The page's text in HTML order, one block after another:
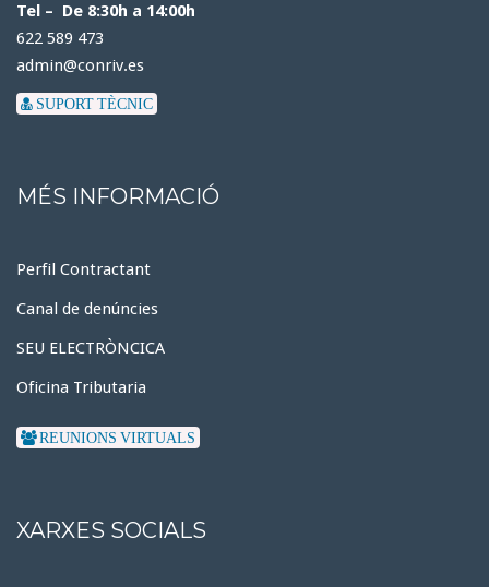
Tel – De 8:30h a 14:00h
622 589 473
admin@conriv.es
SUPORT TÈCNIC
MÉS INFORMACIÓ
Perfil Contractant
Canal de denúncies
SEU ELECTRÒNCICA
Oficina Tributaria
REUNIONS VIRTUALS
XARXES SOCIALS